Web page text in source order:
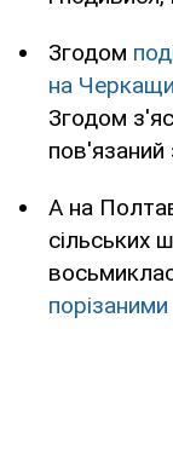
Згодом
на
Згодом
А на
сільських